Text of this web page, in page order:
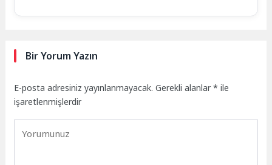
Bir Yorum Yazın
E-posta adresiniz yayınlanmayacak. Gerekli alanlar* ile
işaretlenmişlerdir